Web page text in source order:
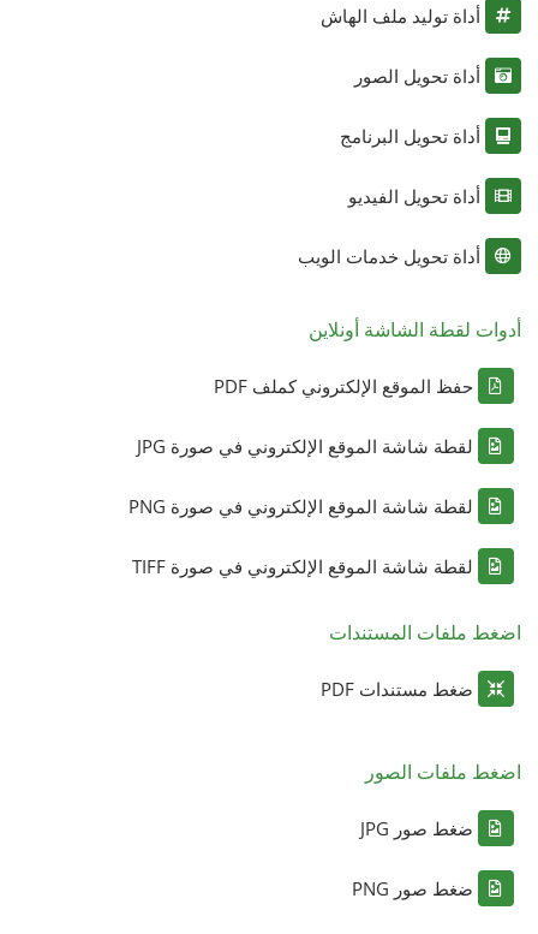
أداة توليد ملف الهاش
أداة تحويل الصور
أداة تحويل البرنامج
أداة تحويل الفيديو
أداة تحويل خدمات الويب
أدوات لقطة الشاشة أونلاين
حفظ الموقع الإلكتروني كملف PDF
لقطة شاشة الموقع الإلكتروني في صورة JPG
لقطة شاشة الموقع الإلكتروني في صورة PNG
لقطة شاشة الموقع الإلكتروني في صورة TIFF
اضغط ملفات المستندات
ضغط مستندات PDF
اضغط ملفات الصور
ضغط صور JPG
ضغط صور PNG